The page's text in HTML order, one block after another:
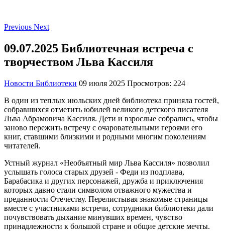
Previous Next
09.07.2025 Библиотечная встреча с
творчеством Льва Кассиля
Новости Библиотеки 09 июля 2025 Просмотров: 224
В один из теплых июльских дней библиотека приняла гостей,
собравшихся отметить юбилей великого детского писателя
Льва Абрамовича Кассиля. Дети и взрослые собрались, чтобы
заново пережить встречу с очаровательными героями его
книг, ставшими близкими и родными многим поколениям
читателей.
Устный журнал «Необъятный мир Льва Кассиля» позволил
услышать голоса старых друзей - Феди из подплава,
Барабасика и других персонажей, дружба и приключения
которых давно стали символом отважного мужества и
преданности Отечеству. Перелистывая знакомые страницы
вместе с участниками встречи, сотрудники библиотеки дали
почувствовать дыхание минувших времен, чувство
принадлежности к большой стране и общие детские мечты.